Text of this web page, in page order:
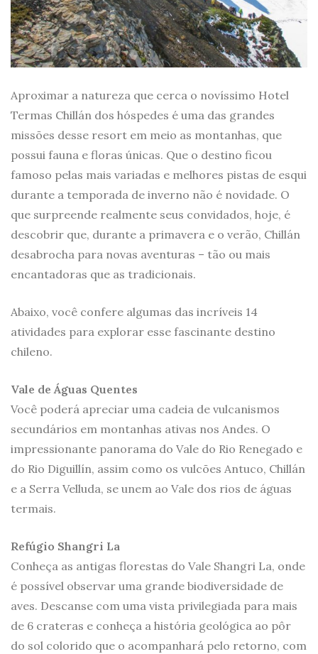
Aproximar a natureza que cerca o novíssimo Hotel
Termas Chillán dos hóspedes é uma das grandes
missões desse resort em meio as montanhas, que
possui fauna e floras únicas. Que o destino ficou
famoso pelas mais variadas e melhores pistas de esqui
durante a temporada de inverno não é novidade. O
que surpreende realmente seus convidados, hoje, é
descobrir que, durante a primavera e o verão, Chillán
desabrocha para novas aventuras – tão ou mais
encantadoras que as tradicionais.
Abaixo, você confere algumas das incríveis 14
atividades para explorar esse fascinante destino
chileno.
Vale de Águas Quentes
Você poderá apreciar uma cadeia de vulcanismos
secundários em montanhas ativas nos Andes. O
impressionante panorama do Vale do Rio Renegado e
do Rio Diguillín, assim como os vulcões Antuco, Chillán
e a Serra Velluda, se unem ao Vale dos rios de águas
termais.
Refúgio Shangri La
Conheça as antigas florestas do Vale Shangri La, onde
é possível observar uma grande biodiversidade de
aves. Descanse com uma vista privilegiada para mais
de 6 crateras e conheça a história geológica ao pôr
do sol colorido que o acompanhará pelo retorno, com